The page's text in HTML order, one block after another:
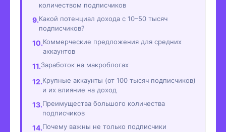
количеством подписчиков
Какой потенциал дохода с 10–50 тысяч
подписчиков?
Коммерческие предложения для средних
аккаунтов
Заработок на макроблогах
Крупные аккаунты (от 100 тысяч подписчиков)
и их влияние на доход
Преимущества большого количества
подписчиков
Почему важны не только подписчики